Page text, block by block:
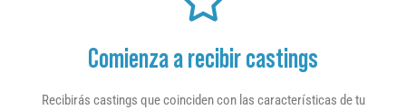
Comienza a recibir castings
Recibirás castings que coinciden con las características de tu